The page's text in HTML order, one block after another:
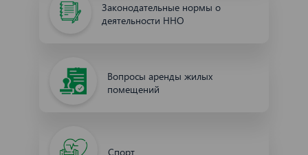
Законодательные нормы о
деятельности ННО
Вопросы аренды жилых
помещений
Спорт